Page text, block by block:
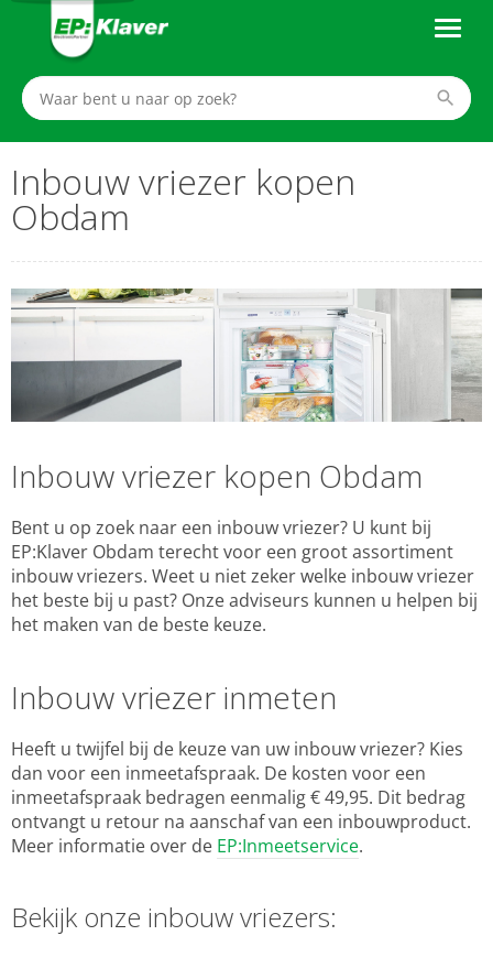
Inbouw vriezer kopen
Obdam
Inbouw vriezer kopen Obdam
Bent u op zoek naar een inbouw vriezer? U kunt bij
EP:Klaver Obdam terecht voor een groot assortiment
inbouw vriezers. Weet u niet zeker welke inbouw vriezer
het beste bij u past? Onze adviseurs kunnen u helpen bij
het maken van de beste keuze.
Inbouw vriezer inmeten
Heeft u twijfel bij de keuze van uw inbouw vriezer? Kies
dan voor een inmeetafspraak. De kosten voor een
inmeetafspraak bedragen eenmalig € 49,95. Dit bedrag
ontvangt u retour na aanschaf van een inbouwproduct.
Meer informatie over de EP:Inmeetservice.
Bekijk onze inbouw vriezers: